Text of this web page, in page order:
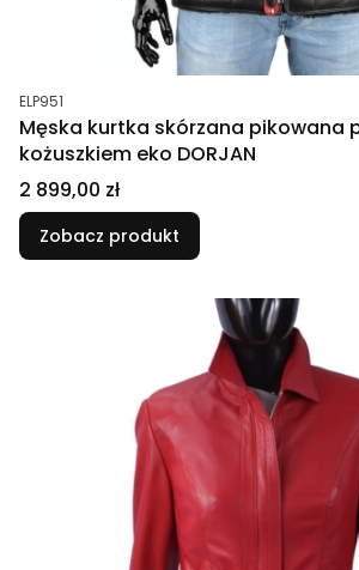
Kod produktu
ELP951
Męska kurtka skórzana pikowana
kożuszkiem eko DORJAN
Cena
2 899,00 zł
Zobacz produkt